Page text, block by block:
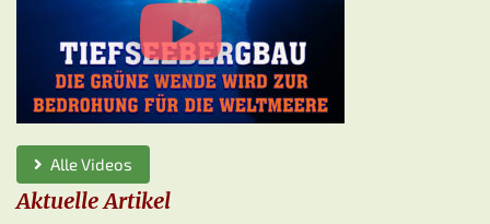
Alle Videos
Aktuelle Artikel